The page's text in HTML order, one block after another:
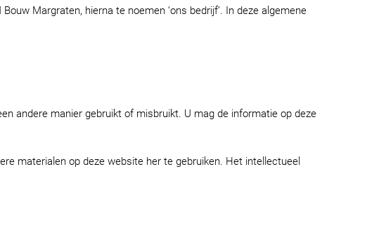
Margraten, hierna te noemen ‘ons bedrijf’. In deze algemene
andere manier gebruikt of misbruikt. U mag de informatie op deze
materialen op deze website her te gebruiken. Het intellectueel